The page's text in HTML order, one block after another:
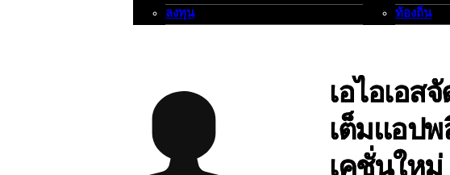
ลงทุน
ท้องถิ่น
เอไอเอส
เต็มแอปพ